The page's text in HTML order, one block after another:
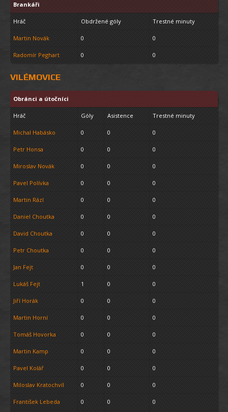
Brankáři
Hráč Obdržené góly Trestné minuty
Martin Novák 0 0
Radomír Peghart 0 0
VILÉMOVICE
Obránci a útočníci
Hráč Góly Asistence Trestné minuty
Michal Habásko 0 0 0
Petr Honsa 0 0 0
Miroslav Novák 0 0 0
Pavel Polívka 0 0 0
Martin Rázl 0 0 0
Daniel Choutka 0 0 0
David Choutka 0 0 0
Petr Choutka 0 0 0
Jan Fejt 0 0 0
Lukáš Fejt 1 0 0
Jiří Horák 0 0 0
Martin Horní 0 0 0
Tomáš Hovorka 0 0 0
Martin Kamp 0 0 0
Pavel Kolář 0 0 0
Miloslav Kratochvíl 0 0 0
František Lebeda 0 0 0